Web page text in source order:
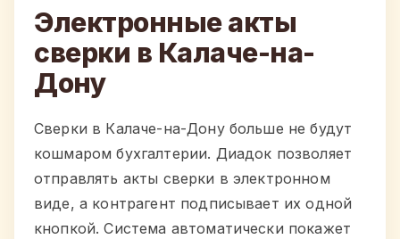
Электронные акты
сверки в Калаче-на-
Дону
Сверки в Калаче-на-Дону больше не будут
кошмаром бухгалтерии. Диадок позволяет
отправлять акты сверки в электронном
виде, а контрагент подписывает их одной
кнопкой. Система автоматически покажет